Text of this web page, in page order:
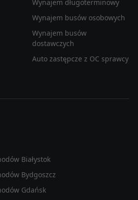
Wynajem długoterminowy
Wynajem busów osobowych
Wynajem busów
dostawczych
Auto zastępcze z OC sprawcy
Białystok
Bydgoszcz
Gdańsk